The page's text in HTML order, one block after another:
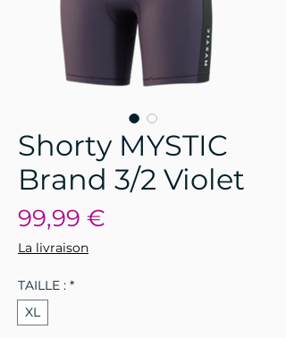
Shorty MYSTIC
Brand 3/2 Violet
99,99 €
La livraison
TAILLE : *
XL